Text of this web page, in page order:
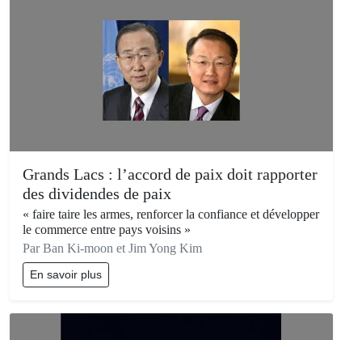
Grands Lacs : l’accord de paix doit rapporter
des dividendes de paix
« faire taire les armes, renforcer la confiance et développer
le commerce entre pays voisins »
Par Ban Ki-moon et Jim Yong Kim
En savoir plus